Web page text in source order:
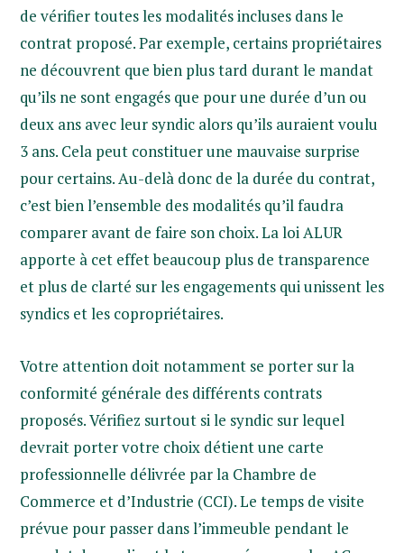
de vérifier toutes les modalités incluses dans le
contrat proposé. Par exemple, certains propriétaires
ne découvrent que bien plus tard durant le mandat
qu’ils ne sont engagés que pour une durée d’un ou
deux ans avec leur syndic alors qu’ils auraient voulu
3 ans. Cela peut constituer une mauvaise surprise
pour certains. Au-delà donc de la durée du contrat,
c’est bien l’ensemble des modalités qu’il faudra
comparer avant de faire son choix. La loi ALUR
apporte à cet effet beaucoup plus de transparence
et plus de clarté sur les engagements qui unissent les
syndics et les copropriétaires.
Votre attention doit notamment se porter sur la
conformité générale des différents contrats
proposés. Vérifiez surtout si le syndic sur lequel
devrait porter votre choix détient une carte
professionnelle délivrée par la Chambre de
Commerce et d’Industrie (CCI). Le temps de visite
prévue pour passer dans l’immeuble pendant le